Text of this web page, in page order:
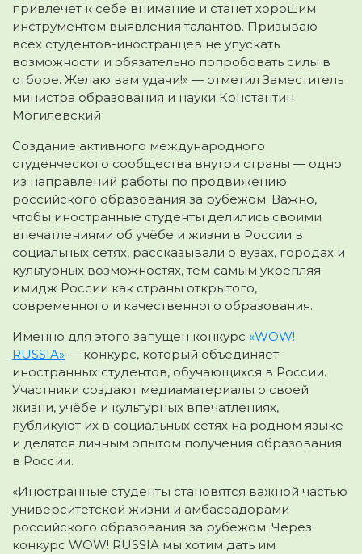
привлечет к себе внимание и станет хорошим
инструментом выявления талантов. Призываю
всех студентов-иностранцев не упускать
возможности и обязательно попробовать силы в
отборе. Желаю вам удачи!» — отметил Заместитель
министра образования и науки Константин
Могилевский
Создание активного международного
студенческого сообщества внутри страны — одно
из направлений работы по продвижению
российского образования за рубежом. Важно,
чтобы иностранные студенты делились своими
впечатлениями об учёбе и жизни в России в
социальных сетях, рассказывали о вузах, городах и
культурных возможностях, тем самым укрепляя
имидж России как страны открытого,
современного и качественного образования.
Именно для этого запущен конкурс «WOW!
RUSSIA» — конкурс, который объединяет
иностранных студентов, обучающихся в России.
Участники создают медиаматериалы о своей
жизни, учёбе и культурных впечатлениях,
публикуют их в социальных сетях на родном языке
и делятся личным опытом получения образования
в России.
«Иностранные студенты становятся важной частью
университетской жизни и амбассадорами
российского образования за рубежом. Через
конкурс WOW! RUSSIA мы хотим дать им